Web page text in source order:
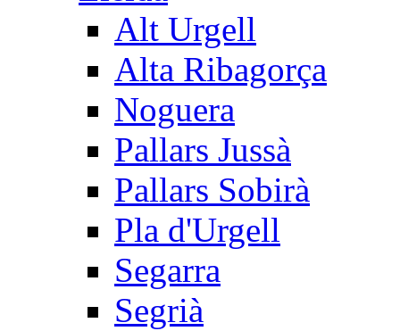
Alt Urgell
Alta Ribagorça
Noguera
Pallars Jussà
Pallars Sobirà
Pla d'Urgell
Segarra
Segrià